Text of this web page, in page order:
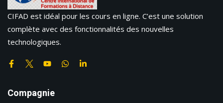
CIFAD est idéal pour les cours en ligne. C’est une solution
complète avec des fonctionnalités des nouvelles
technologiques.
Compagnie